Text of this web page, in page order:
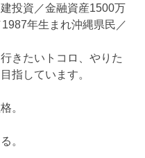
投資／金融資産1500万
年生まれ沖縄県民／
きたいトコロ、やりた
指しています。
。
。